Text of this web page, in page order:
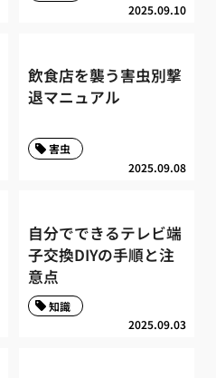
2025.09.10
飲食店を襲う害虫別撃
退マニュアル
2025.09.08
害虫
自分でできるテレビ端
子交換DIYの手順と注
意点
2025.09.03
知識